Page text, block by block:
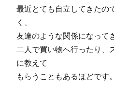
最近とても自立してきたの
く、
友達のような関係になって
二人で買い物へ行ったり、
に教えて
もらうこともあるほどです。